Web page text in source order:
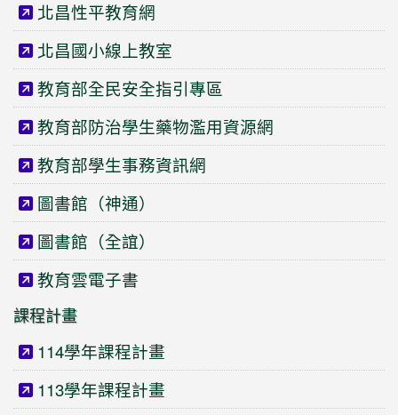
北昌性平教育網
北昌國小線上教室
教育部全民安全指引專區
教育部防治學生藥物濫用資源網
教育部學生事務資訊網
圖書館（神通）
圖書館（全誼）
教育雲電子書
課程計畫
114學年課程計畫
113學年課程計畫